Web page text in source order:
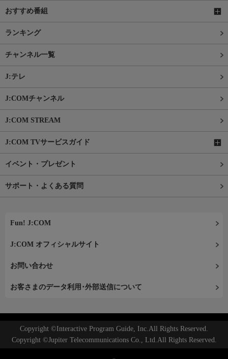
おすすめ番組
ランキング
チャンネル一覧
J:テレ
J:COMチャンネル
J:COM STREAM
J:COM TVサービスガイド
イベント・プレゼント
サポート・よくある質問
Fun! J:COM
J:COM オフィシャルサイト
お問い合わせ
お客さまのデータ利用･外部送信について
Copyright ©Interactive Program Guide, Inc.All Rights Reserved.
Copyright ©Jupiter Telecommunications Co., Ltd.All Rights Reserved.